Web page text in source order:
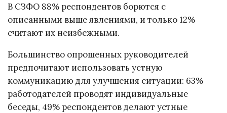
В СЗФО 88% респондентов борются с
описанными выше явлениями, и только 12%
считают их неизбежными.
Большинство опрошенных руководителей
предпочитают использовать устную
коммуникацию для улучшения ситуации: 63%
работодателей проводят индивидуальные
беседы, 49% респондентов делают устные